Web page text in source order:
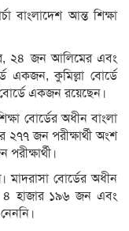
বাংলাদেশ আন্ত শিক্ষা
২৪ জন আলিমের এবং
একজন, কুমিল্লা বোর্ডে
একজন রয়েছেন।
বোর্ডের অধীন বাংলা
২৭৭ জন পরীক্ষার্থী অংশ
মাদরাসা বোর্ডের অধীন
৪ হাজার ১৯৬ জন এবং